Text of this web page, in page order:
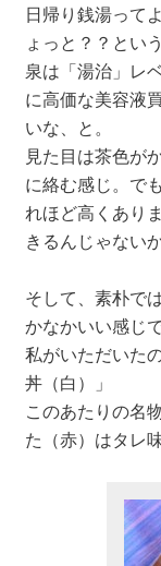
日帰り銭湯って
ょっと？？とい
泉は「湯治」レ
に高価な美容液
いな、と。
見た目は茶色が
に絡む感じ。で
れほど高くあり
きるんじゃない
そして、素朴で
かなかいい感じで
私がいただいた
丼（白）」
このあたりの名
た（赤）はタレ